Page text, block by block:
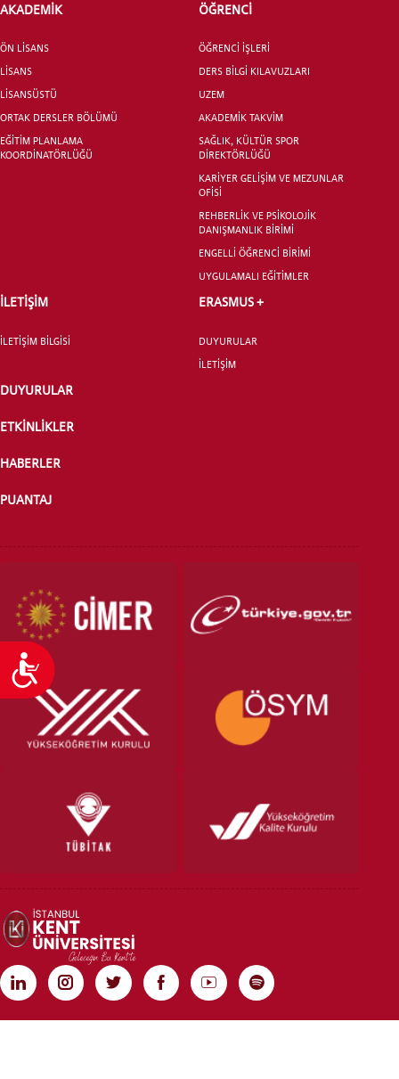
Ulaşılabilirlik
INTERNATIONAL
STUDENT
LİSANSÜSTÜ EĞİTİM ENSTİTÜSÜ
YATAY GEÇİŞ
AKADEMİK
ÖN LİSANS
LİSANS
LİSANSÜSTÜ
ORTAK DERSLER BÖLÜMÜ
EĞİTİM PLANLAMA
KOORDİNATÖRLÜĞÜ
ÖĞRENCİ
ÖĞRENCİ İŞLERİ
DERS BİLGİ KILAVUZLARI
UZEM
AKADEMİK TAKVİM
SAĞLIK, KÜLTÜR SPOR
DİREKTÖRLÜĞÜ
KARİYER GELİŞİM VE MEZUNLAR
OFİSİ
REHBERLİK VE PSİKOLOJİK
DANIŞMANLIK BİRİMİ
ENGELLİ ÖĞRENCİ BİRİMİ
UYGULAMALI EĞİTİMLER
İLETİŞİM
İLETİŞİM BİLGİSİ
ERASMUS +
DUYURULAR
İLETİŞİM
DUYURULAR
ETKİNLİKLER
HABERLER
PUANTAJ